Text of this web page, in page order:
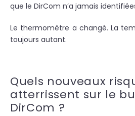
que le DirCom n’a jamais
Le thermomètre a changé. La
toujours autant.
Quels nouveaux
atterrissent sur le
DirCom ?